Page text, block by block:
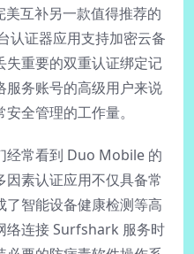
互补另一款值得推荐的
认证器应用支持加密云备
失重要的双重认证绑定记
服务账号的高级用户来说
全管理的工作量。
经常看到 Duo Mobile 的
素认证应用不仅具备常
智能设备健康检测等高
络连接 Surfshark 服务时